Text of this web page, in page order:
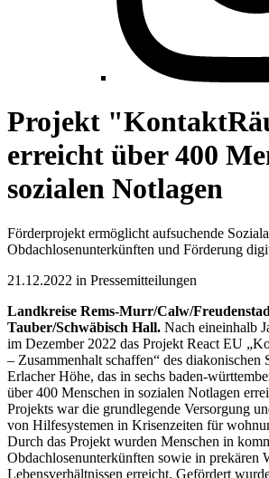
Projekt
erreicht über 400
sozialen Notlagen
Förderprojekt ermöglicht aufsuchende
Obdachlosenunterkünften und Förderung
21.12.2022 in Pressemitteilungen
Landkreise Rems-Murr/Calw/
Tauber/Schwäbisch Hall. Nach eineinhalb
im Dezember 2022 das Projekt React EU
– Zusammenhalt schaffen“ des diakonischen
Erlacher Höhe, das in sechs baden-
über 400 Menschen in sozialen Notlagen
Projekts war die grundlegende Versorgung
von Hilfesystemen in Krisenzeiten für
Durch das Projekt wurden Menschen in
Obdachlosenunterkünften sowie in prekären
Lebensverhältnissen erreicht. Gefördert